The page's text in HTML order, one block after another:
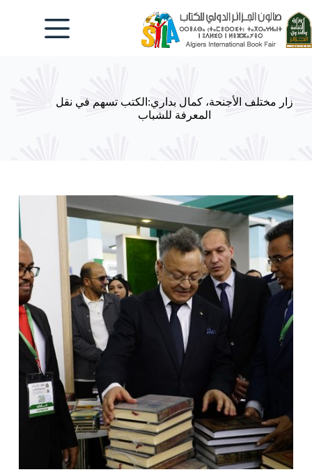
إلى
المحتوى
زار مختلف الأجنحة، كمال بداري:الكتب تسهم في نقل
المعرفة للشباب